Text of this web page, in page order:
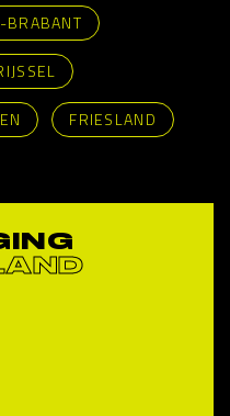
BRABANT
FRIESLAND